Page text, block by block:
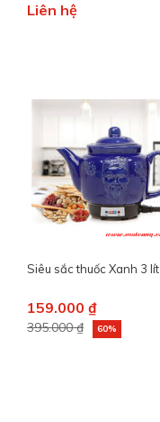
Liên hệ
Siêu sắc thuốc Xanh 3 lít
159.000 ₫
395.000 ₫ 60%